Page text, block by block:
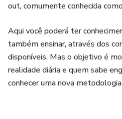
out, comumente conhecida
Aqui você poderá ter
também ensinar, através dos
disponíveis. Mas o objetivo é
realidade diária e quem sabe
conhecer uma nova